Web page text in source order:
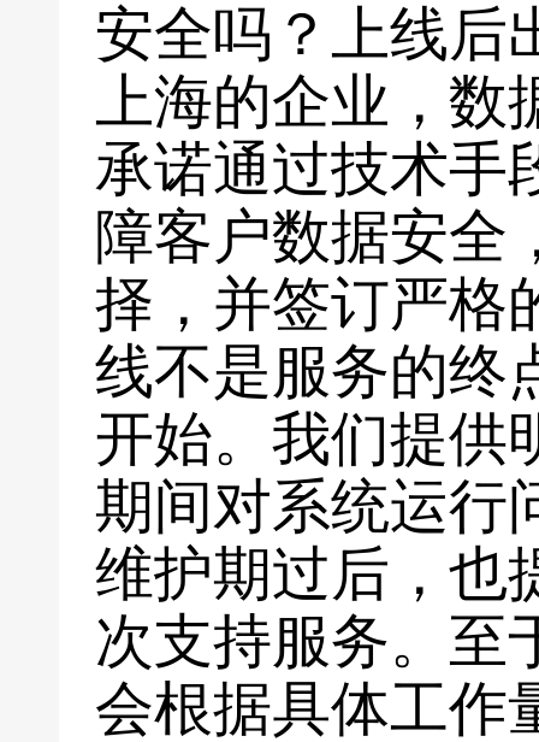
安全吗？上线后
上海的企业，
承诺通过技术手
障客户数据安全
择，并签订严格
线不是服务的终
开始。我们提供
期间对系统运行
维护期过后，也
次支持服务。至
会根据具体工作